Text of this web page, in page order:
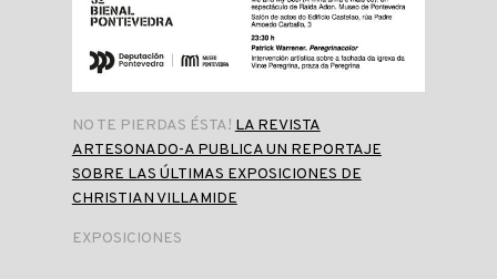
NO TE PIERDAS ÉSTA! LA REVISTA
ARTESONADO-A PUBLICA UN REPORTAJE
SOBRE LAS ÚLTIMAS EXPOSICIONES DE
CHRISTIAN VILLAMIDE
EXPOSICIONES